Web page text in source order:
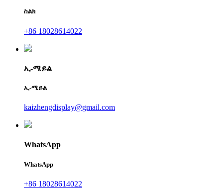
ስልክ
+86 18028614022
ኢ-ሜይል
ኢ-ሜይል
kaizhengdisplay@gmail.com
WhatsApp
WhatsApp
+86 18028614022